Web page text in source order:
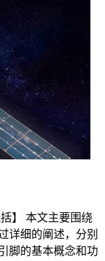
】 本文主要围绕
详细的阐述，分别
脚的基本概念和功